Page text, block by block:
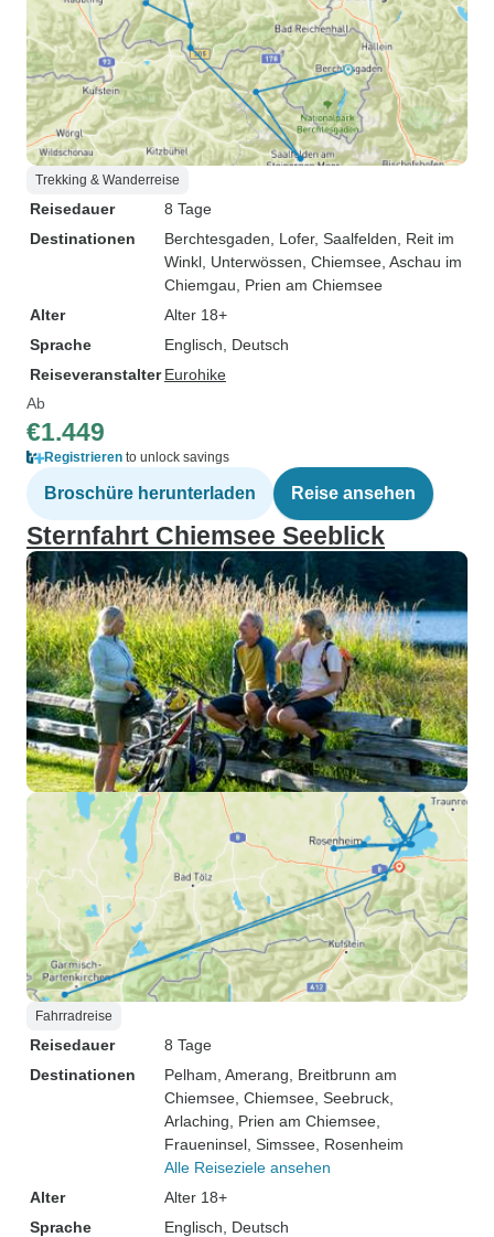
Trekking & Wanderreise
Reisedauer
8 Tage
Destinationen
Berchtesgaden , Lofer, Saalfelden , Reit im
Winkl , Unterwössen , Chiemsee , Aschau im
Chiemgau , Prien am Chiemsee
Alter
Alter 18+
Sprache
Englisch, Deutsch
Reiseveranstalter Eurohike
Ab
€1.449
Registrieren to unlock savings
Broschüre herunterladen Reise ansehen
Sternfahrt Chiemsee Seeblick
Fahrradreise
Reisedauer
8 Tage
Destinationen
Pelham , Amerang , Breitbrunn am
Chiemsee , Chiemsee , Seebruck
Arlaching , Prien am Chiemsee
Fraueninsel , Simssee , Rosenheim
Alle Reiseziele ansehen
Alter
Alter 18+
Sprache
Englisch, Deutsch